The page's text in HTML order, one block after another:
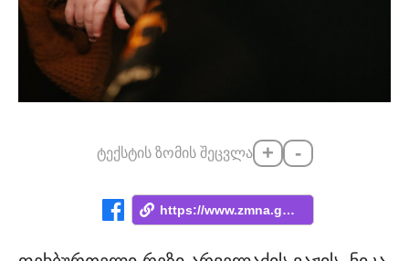
ტექსტის ზომის შეცვლა + -
https://www.zmna.ge/news/patriarkis-ukan...